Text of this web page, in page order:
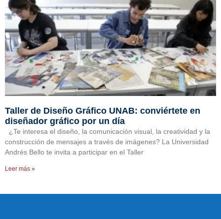
Taller de Diseño Gráfico UNAB: conviértete en
diseñador gráfico por un día
¿Te interesa el diseño, la comunicación visual, la creatividad y la
construcción de mensajes a través de imágenes? La Universidad
Andrés Bello te invita a participar en el Taller
Leer más »